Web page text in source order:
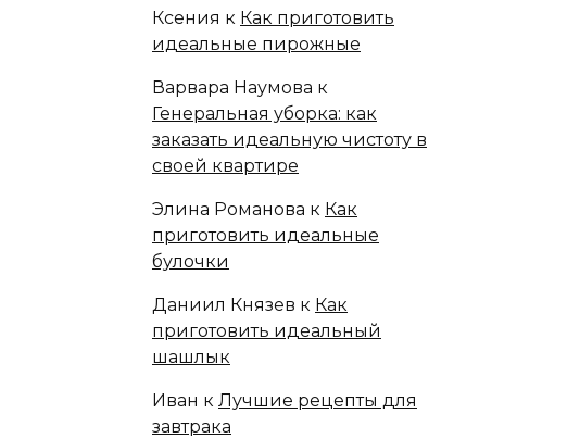
Ксения к Как приготовить
идеальные пирожные
Варвара Наумова к
Генеральная уборка: как
заказать идеальную чистоту в
своей квартире
Элина Романова к Как
приготовить идеальные
булочки
Даниил Князев к Как
приготовить идеальный
шашлык
Иван к Лучшие рецепты для
завтрака